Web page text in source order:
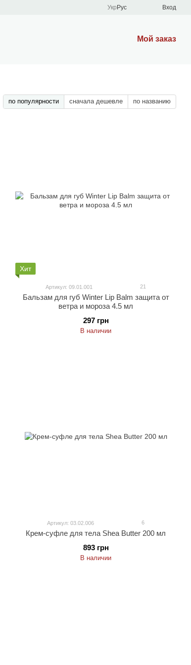
Укр Рус Вход
Мой заказ
по популярности сначала дешевле по названию
Хит
Артикул: 09.01.001 21
Бальзам для губ Winter Lip Balm защита от
ветра и мороза 4.5 мл
297 грн
В наличии
Артикул: 03.02.006 6
Крем-суфле для тела Shea Butter 200 мл
893 грн
В наличии